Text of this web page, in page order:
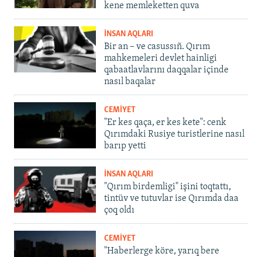
kene memleketten quva
İNSAN AQLARI
Bir an – ve casussıñ. Qırım
mahkemeleri devlet hainligi
qabaatlavlarını daqqalar içinde
nasıl baqalar
CEMİYET
"Er kes qaça, er kes kete": cenk
Qırımdaki Rusiye turistlerine nasıl
barıp yetti
İNSAN AQLARI
"Qırım birdemligi" işini toqtattı,
tintüv ve tutuvlar ise Qırımda daa
çoq oldı
CEMİYET
"Haberlerge köre, yarıq bere